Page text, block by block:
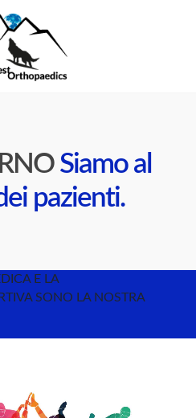
Siamo al
pazienti.
E LA
SONO LA NOSTRA